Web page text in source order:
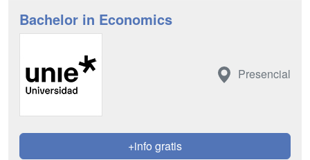
Bachelor in Economics
Presencial
+info gratis